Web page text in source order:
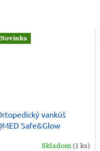
Novinka
vankúš
Safe&Glow
Skladom (1 ks)